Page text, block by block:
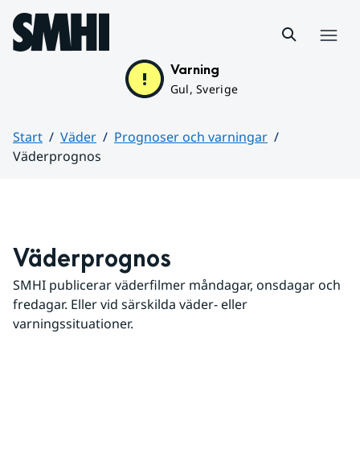
Hoppa till sidans innehåll
Varning
Gul, Sverige
Start Väder
Prognoser och varningar
Väderprognos
Väderprognos
SMHI publicerar väderfilmer måndagar, onsdagar och
fredagar. Eller vid särskilda väder- eller
varningssituationer.